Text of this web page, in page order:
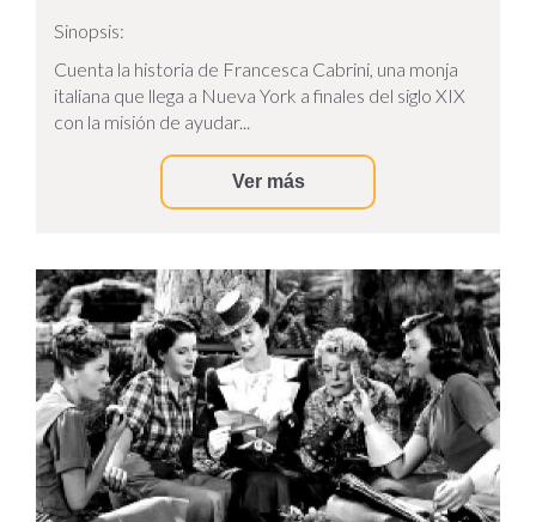
Sinopsis:
Cuenta la historia de Francesca Cabrini, una monja
italiana que llega a Nueva York a finales del siglo XIX
con la misión de ayudar...
Ver más